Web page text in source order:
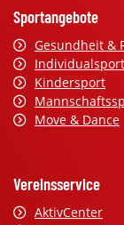
Sportangebote
Gesundheit &
Individualsport
Kindersport
Move & Dance
Vereinsservice
AktivCenter